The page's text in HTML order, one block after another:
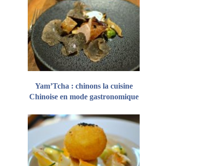
Yam’Tcha : chinons la cuisine
Chinoise en mode gastronomique